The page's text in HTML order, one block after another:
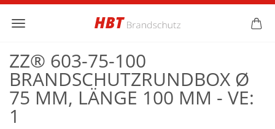
ZZ® 603-75-100
BRANDSCHUTZRUNDBOX Ø
75 MM, LÄNGE 100 MM - VE:
1